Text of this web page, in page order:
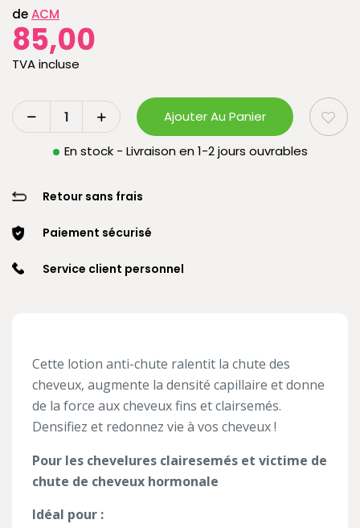
deACM
85,00
TVA incluse
Ajouter Au Panier
En stock - Livraison en 1-2 jours ouvrables
Retour sans frais
Paiement sécurisé
Service client personnel
Cette lotion anti-chute ralentit la chute des
cheveux, augmente la densité capillaire et donne
de la force aux cheveux fins et clairsemés.
Densifiez et redonnez vie à vos cheveux !
Pour les chevelures clairesemés et victime de
chute de cheveux hormonale
Idéal pour :